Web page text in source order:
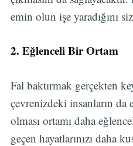
emin olun işe yaradığını
2. Eğlenceli Bir Ortam
Fal baktırmak gerçekten
çevrenizdeki insanların da
olması ortamı daha
geçen hayatlarınızı daha